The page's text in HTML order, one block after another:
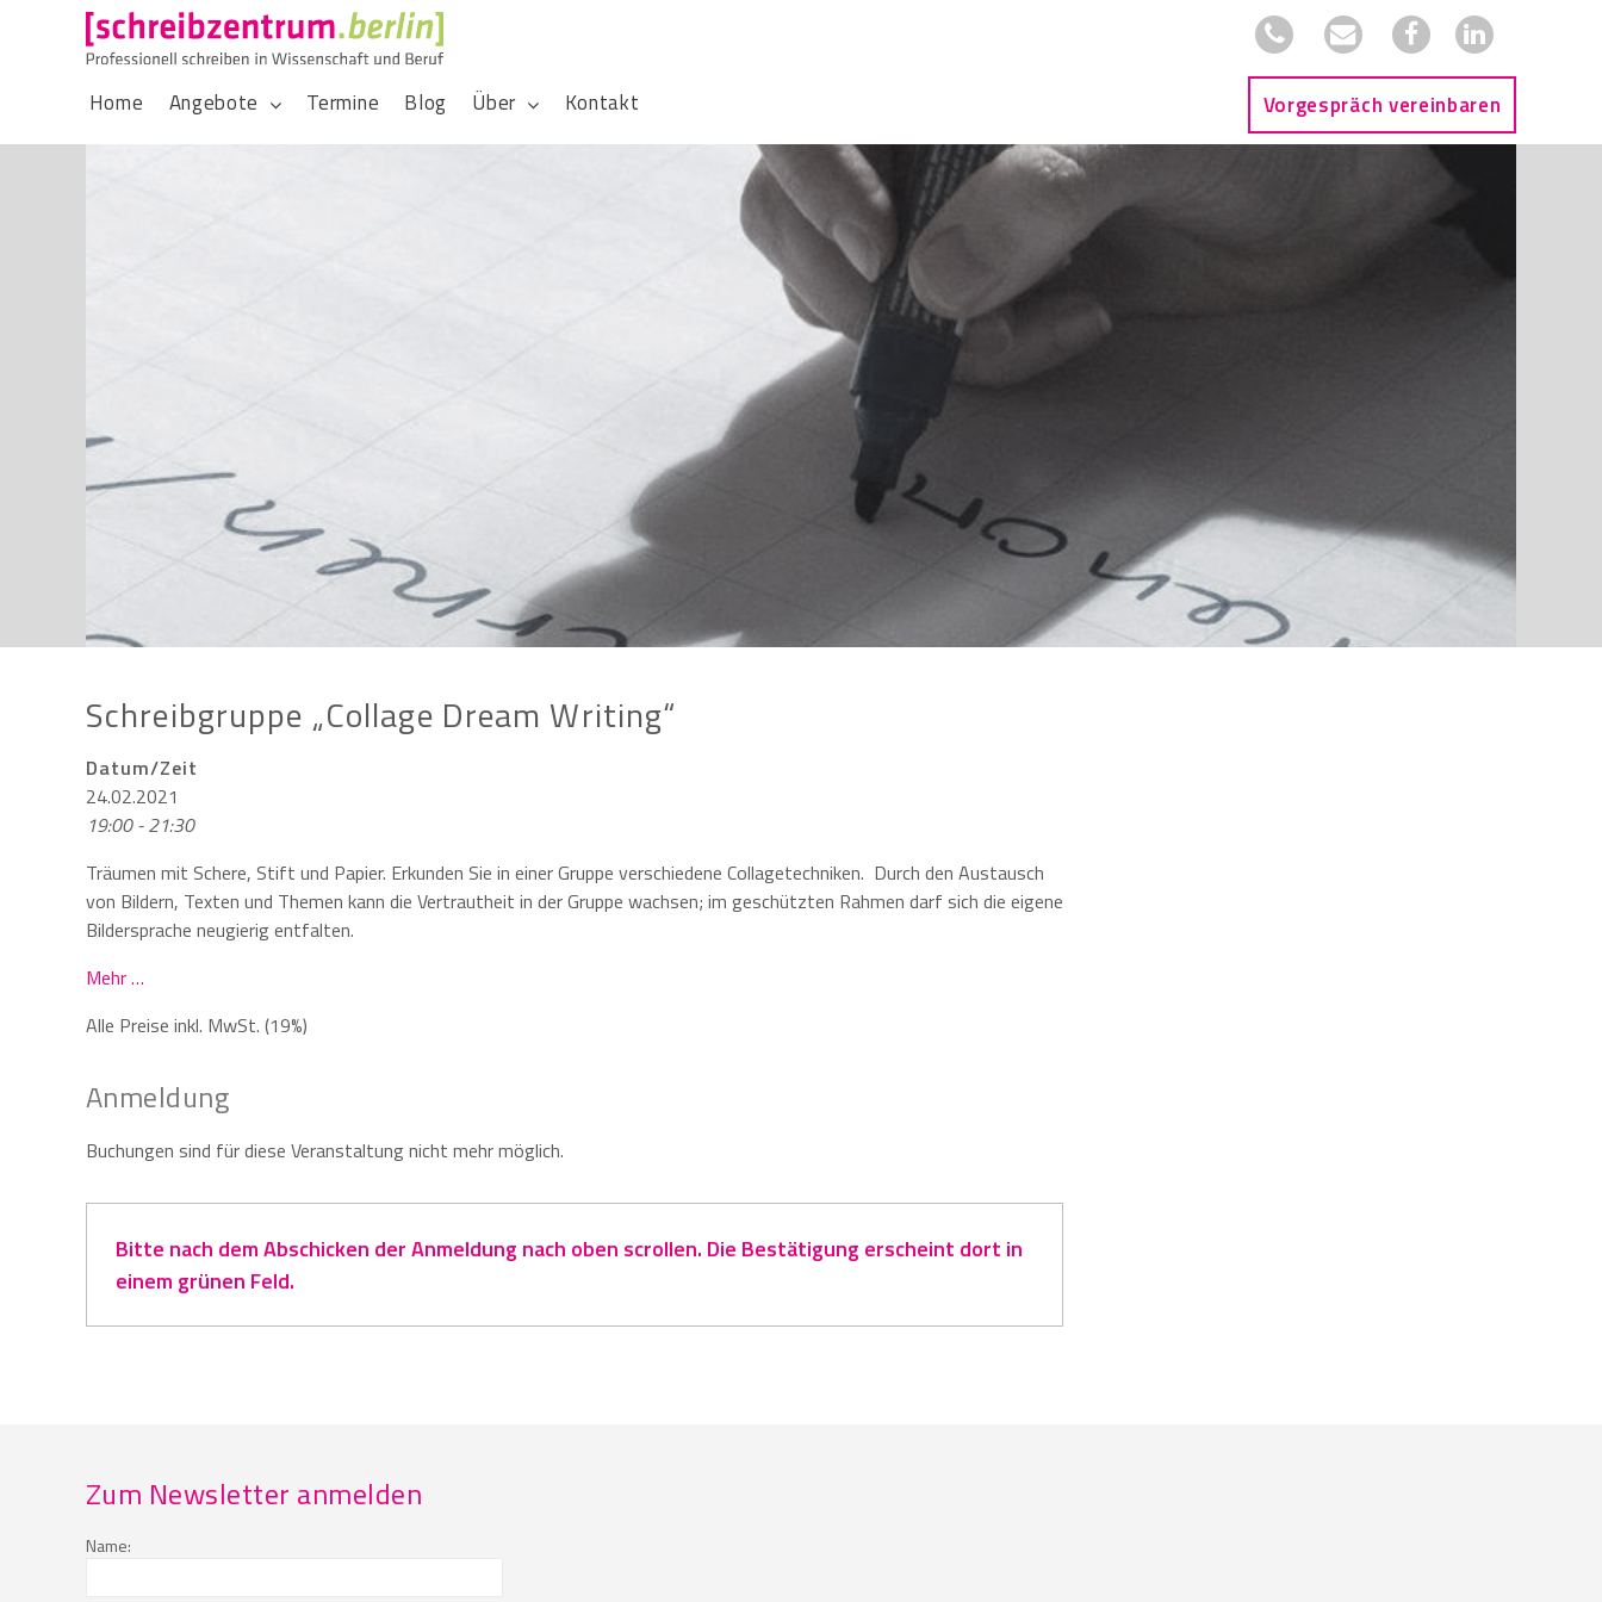
Home Angebote Termine Blog Über Kontakt Vorgespräch vereinbaren
Schreibgruppe „Collage Dream Writing“
Datum/Zeit
24.02.2021
19:00 - 21:30
Träumen mit Schere, Stift und Papier. Erkunden Sie in einer Gruppe verschiedene Collagetechniken. Durch den Austausch
von Bildern, Texten und Themen kann die Vertrautheit in der Gruppe wachsen; im geschützten Rahmen darf sich die eigene
Bildersprache neugierig entfalten.
Mehr …
Alle Preise inkl. MwSt. (19%)
Anmeldung
Buchungen sind für diese Veranstaltung nicht mehr möglich.
Bitte nach dem Abschicken der Anmeldung nach oben scrollen. Die Bestätigung erscheint dort in
einem grünen Feld.
Zum Newsletter anmelden
Name: